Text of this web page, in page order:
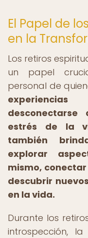
El Papel de
en la
Los retiros
un papel
personal de
estrés de la
también
explorar
mismo,
descubrir
en la vida.
Durante los
introspección,